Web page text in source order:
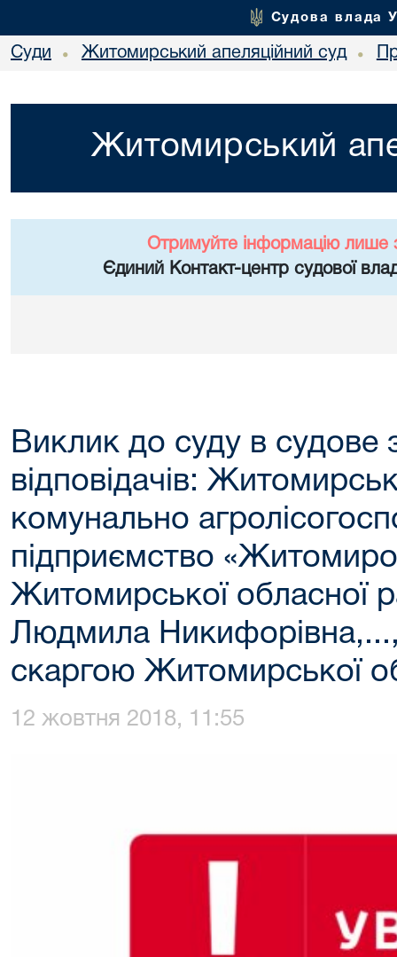
Судова влада
Суди • Житомирський апеляційний суд •
Житомирський
Отримуйте інформацію лише
Єдиний Контакт-центр судової
Виклик до суду в судове
відповідачів:
комунально
підприємство
Житомирської обласної
Людмила
скаргою Житомирської
12 жовтня 2018, 11:55